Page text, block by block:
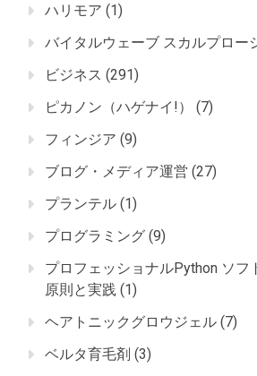
ハリモア (1)
バイタルウェーブ スカルプロー
ビジネス (291)
ピカノン（ハゲナイ!）
(7)
フィンジア (9)
ブログ・メディア運営 (27)
プランテル (1)
プログラミング (9)
プロフェッショナルPython ソフ
原則と実践 (1)
ヘアトニックグロウジェル (7)
ベルタ育毛剤 (3)